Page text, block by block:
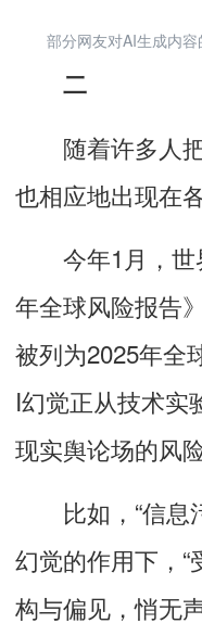
部分网友对AI生成内
二
随着许多人把
也相应地出现在
今年1月，世
年全球风险报告
被列为2025年全
I幻觉正从技术实
现实舆论场的风险
比如，“信息污
幻觉的作用下，
构与偏见，悄无